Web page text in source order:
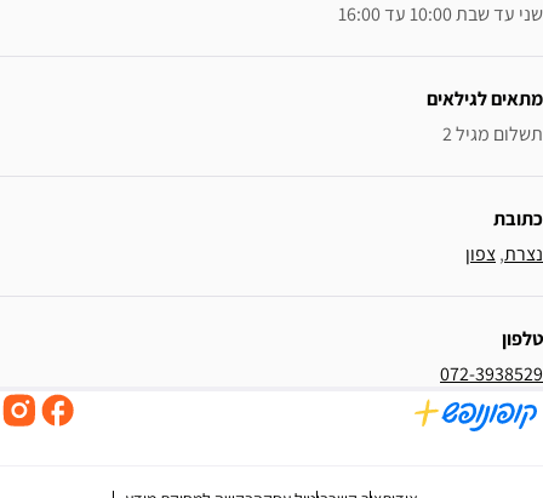
שני עד שבת 10:00 עד 16:00
מתאים לגילאים
תשלום מגיל 2
כתובת
נצרת, צפון
טלפון
072-3938529